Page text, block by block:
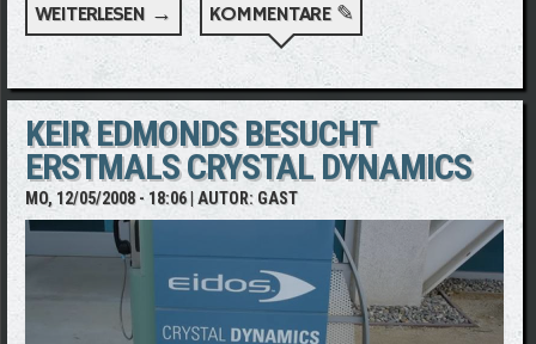
WEITERLESEN →
ÜBER DREAMS & VISIONS PRESS KÜNDIGT
TOMB RAIDER ARTBOOK AN
KOMMENTARE ✎
KEIR EDMONDS BESUCHT
ERSTMALS CRYSTAL DYNAMICS
MO, 12/05/2008 - 18:06| AUTOR: GAST